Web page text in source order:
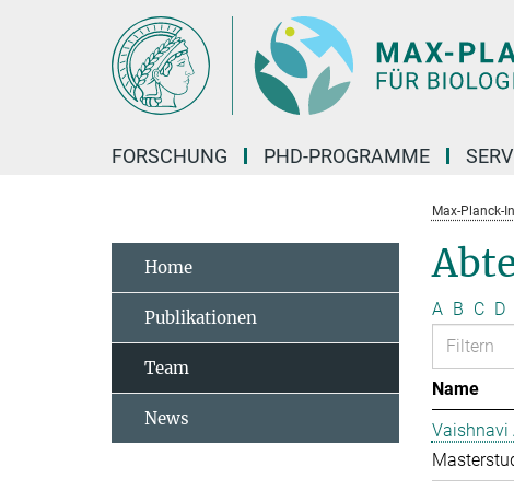
FORSCHUNG PHD-PROGRAMME
Max-Planck-
A B C D
Name
Vaishnavi
Home
Publikationen
Team
News